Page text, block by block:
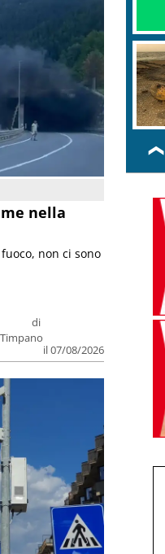
nella
di
il 07/08/2026
non ci sono
❮